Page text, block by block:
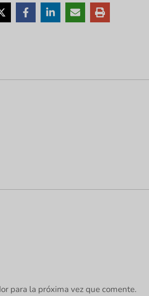
para la próxima vez que comente.